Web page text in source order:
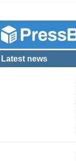
Latest news